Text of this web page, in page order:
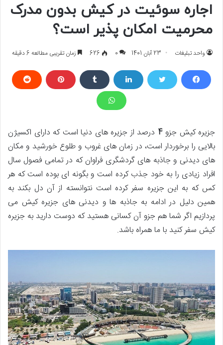
اجاره سوئیت در کیش بدون مدرک
محرمیت امکان پذیر است؟
واحد تبلیغات 23 آبان 1401 0
626 زمان تقریبی مطالعه 6 دقیقه
جزیره کیش جزو4 درصد از جزیره های دنیا است که دارای اکسیژن
بالایی را برخوردار است، در زمان های غروب و طلوع خورشید و مکان
های دیدنی و جاذبه های گردشگری فراوان که در تمامی فصول سال
افراد زیادی را به خود جذب کرده است و بگونه ای بوده است که هر
کس که به این جزیره سفر کرده است نتوانسته از آن دل بکند به
همین دلیل در ادامه به جاذبه ها و دیدنی های جزیره کیش می
پردازیم اگر شما هم جزو آن کسانی هستید که دوست دارید به جزیره
کیش سفر کنید با ما همراه باشد.